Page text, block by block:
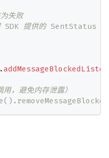
失败
提供的 SentStatus 枚
.
，避免内存泄露）